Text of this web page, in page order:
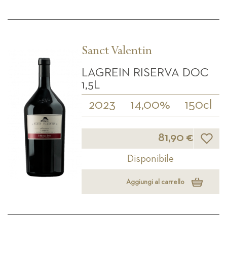
Sanct Valentin
LAGREIN RISERVA DOC
1,5L
2023 14,00% 150cl
81,90 € Lista
Disponibile
Aggiungi al carrello